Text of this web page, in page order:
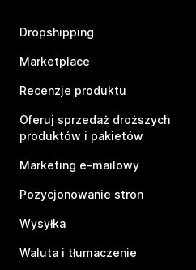
Dropshipping
Marketplace
Recenzje produktu
Oferuj sprzedaż droższych
produktów i pakietów
Marketing e-mailowy
Pozycjonowanie stron
Wysyłka
Waluta i tłumaczenie